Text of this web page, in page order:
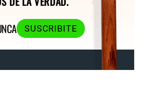
SUSCRIBITE